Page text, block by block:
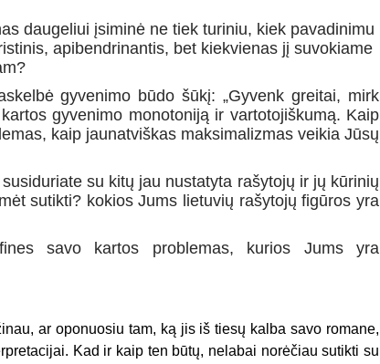
daugeliui įsiminė ne tiek turiniu, kiek pavadinimu
apibendrinantis, bet kiekvienas jį suvokiame
gyvenimo būdo šūkį: „Gyvenk greitai, mirk
gyvenimo monotoniją ir vartotojiškumą. Kaip
kaip jaunatviškas maksimalizmas veikia Jūsų
su kitų jau nustatyta rašytojų ir jų kūrinių
sutikti? kokios Jums lietuvių rašytojų figūros yra
savo kartos problemas, kurios Jums yra
ar oponuosiu tam, ką jis iš tiesų kalba savo romane,
Kad ir kaip ten būtų, nelabai norėčiau sutikti su